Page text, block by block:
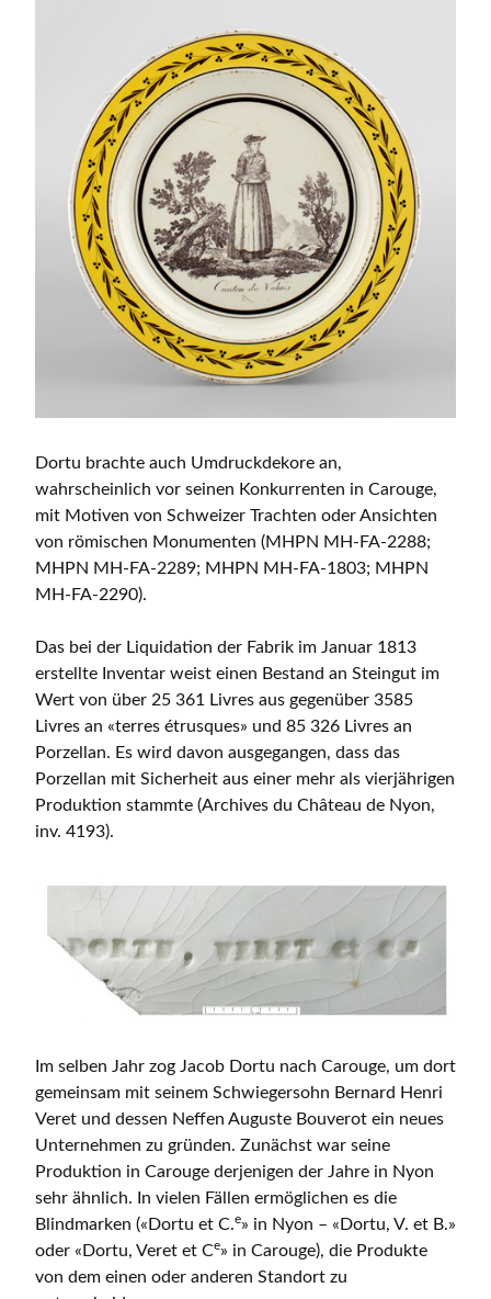
Dortu brachte auch Umdruckdekore an,
wahrscheinlich vor seinen Konkurrenten in Carouge,
mit Motiven von Schweizer Trachten oder Ansichten
von römischen Monumenten (MHPN MH-FA-2288;
MHPN MH-FA-2289; MHPN MH-FA-1803; MHPN
MH-FA-2290).
Das bei der Liquidation der Fabrik im Januar 1813
erstellte Inventar weist einen Bestand an Steingut im
Wert von über 25 361 Livres aus gegenüber 3585
Livres an «terres étrusques» und 85 326 Livres an
Porzellan. Es wird davon ausgegangen, dass das
Porzellan mit Sicherheit aus einer mehr als vierjährigen
Produktion stammte (Archives du Château de Nyon,
inv. 4193).
Im selben Jahr zog Jacob Dortu nach Carouge, um dort
gemeinsam mit seinem Schwiegersohn Bernard Henri
Veret und dessen Neffen Auguste Bouverot ein neues
Unternehmen zu gründen. Zunächst war seine
Produktion in Carouge derjenigen der Jahre in Nyon
sehr ähnlich. In vielen Fällen ermöglichen es die
Blindmarken («Dortu et C.e» in Nyon – «Dortu, V. et B.»
oder «Dortu, Veret et Ce» in Carouge), die Produkte
von dem einen oder anderen Standort zu